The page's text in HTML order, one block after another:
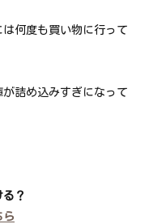
何度も買い物に行って
詰め込みすぎになって
？
ら